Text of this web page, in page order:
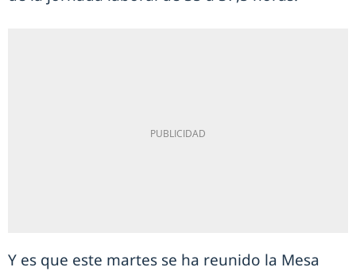
Y es que este martes se ha reunido la Mesa